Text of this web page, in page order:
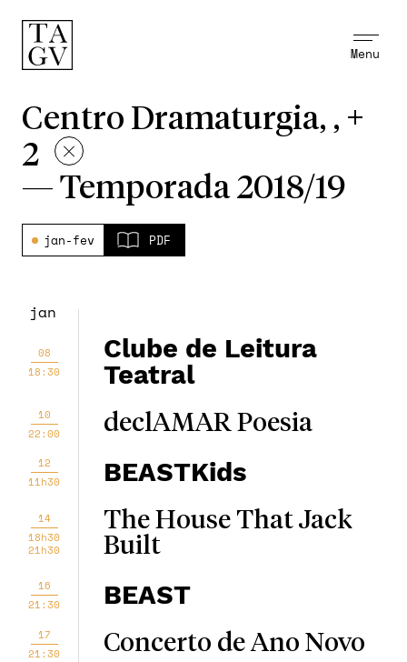
Menu
Centro Dramaturgia, , +
2
— Temporada 2018/19
jan-fev PDF
jan
08
18:30
Clube de Leitura
Teatral
10
22:00
declAMAR Poesia
12
11h30
BEASTKids
14
18h30
21h30
The House That Jack
Built
16
21:30
BEAST
17
21:30
Concerto de Ano Novo